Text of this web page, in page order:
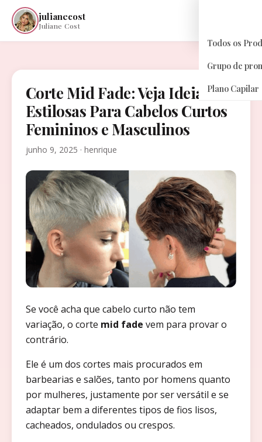
julianecost
Juliane Cost
Todos os
Grupo de
Plano Capilar
Corte Mid Fade: Veja Ideias
Estilosas Para Cabelos Curtos
Femininos e Masculinos
junho 9, 2025 · henrique
Se você acha que cabelo curto não tem
variação, o corte mid fade vem para provar o
contrário.
Ele é um dos cortes mais procurados em
barbearias e salões, tanto por homens quanto
por mulheres, justamente por ser versátil e se
adaptar bem a diferentes tipos de fios lisos,
cacheados, ondulados ou crespos.